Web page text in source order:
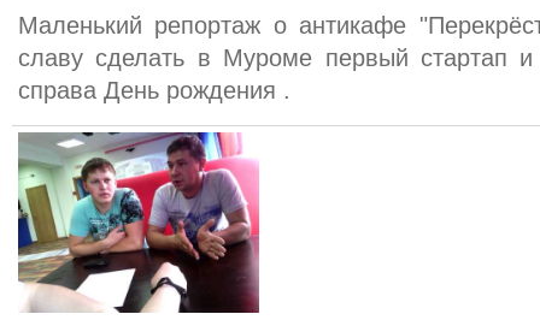
Маленький репортаж о антикафе
славу сделать в Муроме первый стартап
справа День рождения .